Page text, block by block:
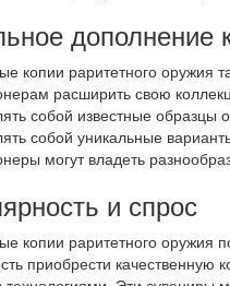
дополнение
копии раритетного оружия
расширить свою
собой известные образцы
собой уникальные
могут владеть
и спрос
копии раритетного оружия
приобрести качественную